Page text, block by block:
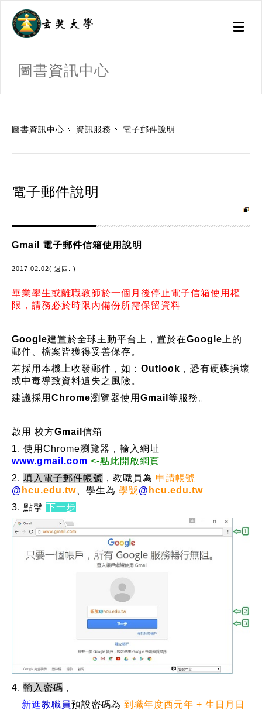
Toggle
圖書資訊中心
圖書資訊中心 資訊服務 電子郵件說明
電子郵件說明
Gmail 電子郵件信箱使用說明
2017.02.02( 週四. )
畢業學生或離職教師於一個月後停止電子信箱使用權
限，請務必於時限內備份所需保留資料
Google建置於全球主動平台上，置於在Google上的
郵件、檔案皆獲得妥善保存。
若採用本機上收發郵件，如： Outlook ，恐有硬碟損壞
或中毒導致資料遺失之風險。
建議採用 Chrome瀏覽器使用Gmail等服務。
啟用 校方Gmail信箱
1. 使用Chrome瀏覽器，輸入網址
www.gmail.com <-點此開啟網頁
2. 填入電子郵件帳號 ，教職員為 申請帳號
@ hcu.edu.tw 、學生為 學號@ hcu.edu.tw
3. 點擊 下一步
4. 輸入密碼 ，
新進教職員預設密碼為 到職年度西元年 + 生日月日